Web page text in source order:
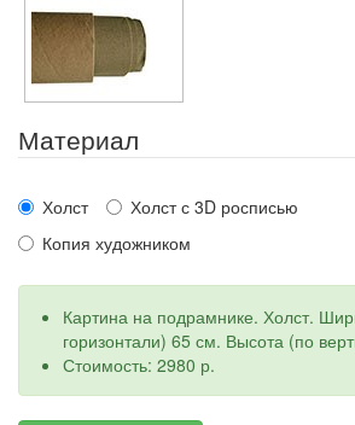
Материал
Холст
Холст с 3D росписью
Копия художником
Картина на подрамнике. Холст.
горизонтали) 65 см. Высота (по
Стоимость: 2980 р.